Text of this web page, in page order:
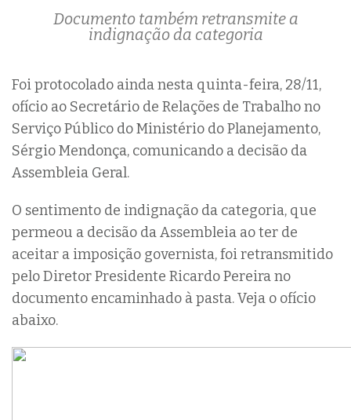
Documento também retransmite a
indignação da categoria
Foi protocolado ainda nesta quinta-feira, 28/11,
ofício ao Secretário de Relações de Trabalho no
Serviço Público do Ministério do Planejamento,
Sérgio Mendonça, comunicando a decisão da
Assembleia Geral.
O sentimento de indignação da categoria, que
permeou a decisão da Assembleia ao ter de
aceitar a imposição governista, foi retransmitido
pelo Diretor Presidente Ricardo Pereira no
documento encaminhado à pasta. Veja o ofício
abaixo.